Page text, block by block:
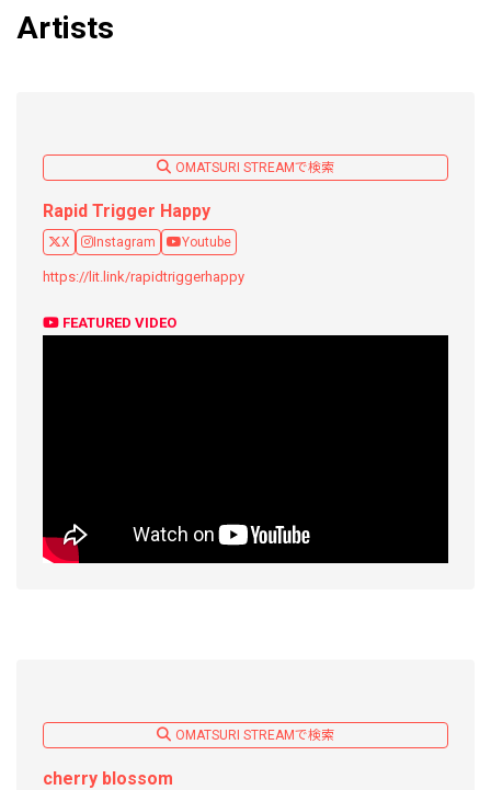
Artists
OMATSURI STREAMで検索
Rapid Trigger Happy
X Instagram Youtube
https://lit.link/rapidtriggerhappy
FEATURED VIDEO
OMATSURI STREAMで検索
cherry blossom